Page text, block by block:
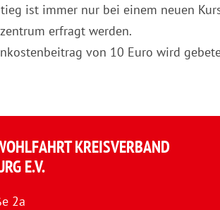
ist immer nur bei einem neuen
erfragt werden.
von 10 Euro wird
KREISVERBAND
E.V.
2a